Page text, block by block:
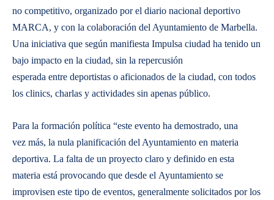
no competitivo, organizado por el diario nacional deportivo
MARCA, y con la colaboración del Ayuntamiento de Marbella.
Una iniciativa que según manifiesta Impulsa ciudad ha tenido un
bajo impacto en la ciudad, sin la repercusión
esperada entre deportistas o aficionados de la ciudad, con todos
los clinics, charlas y actividades sin apenas público.
Para la formación política “este evento ha demostrado, una
vez más, la nula planificación del Ayuntamiento en materia
deportiva. La falta de un proyecto claro y definido en esta
materia está provocando que desde el Ayuntamiento se
improvisen este tipo de eventos, generalmente solicitados por los